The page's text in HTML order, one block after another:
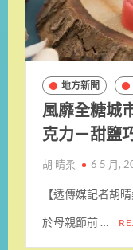
地方新聞
風靡全糖城
克力－甜鹽
胡 晴柔 6 5 月,
【透傳媒記者胡
於母親節前 …